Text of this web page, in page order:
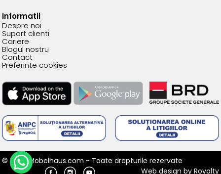
Informatii
Despre noi
Suport clienti
Cariere
Blogul nostru
Contact
Preferinte cookies
© 2026 Mobelhaus.com - Toate drepturile rezervate
Web design by Royalty